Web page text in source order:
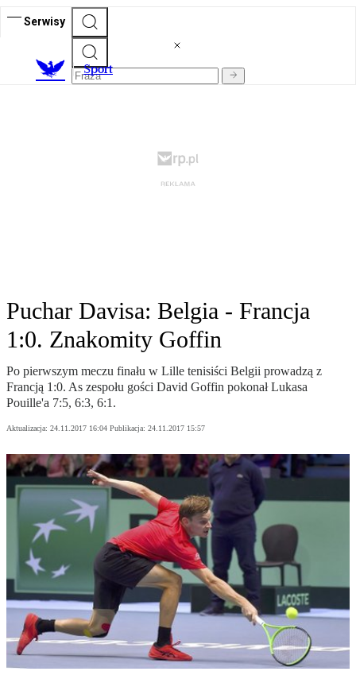
Serwisy
Sport
Puchar Davisa: Belgia - Francja
1:0. Znakomity Goffin
Po pierwszym meczu finału w Lille tenisiści Belgii prowadzą z
Francją 1:0. As zespołu gości David Goffin pokonał Lukasa
Pouille'a 7:5, 6:3, 6:1.
Aktualizacja: 24.11.2017 16:04 Publikacja: 24.11.2017 15:57